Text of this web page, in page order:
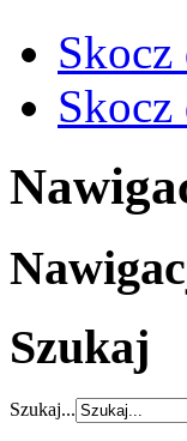
Skocz
Szukaj
Szukaj...